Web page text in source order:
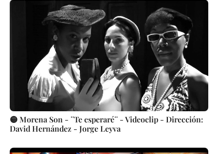
🟡 Morena Son - ¨Te esperaré¨ - Videoclip - Dirección:
David Hernández - Jorge Leyva